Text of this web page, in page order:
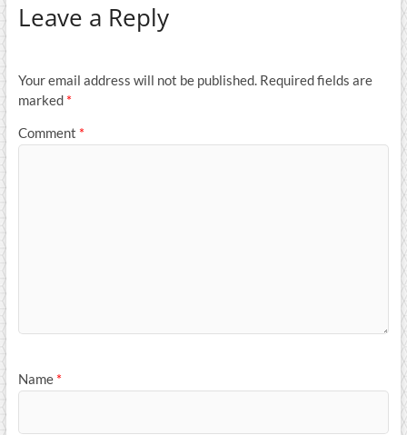
Leave a Reply
Your email address will not be published. Required fields are
marked *
Comment *
Name *